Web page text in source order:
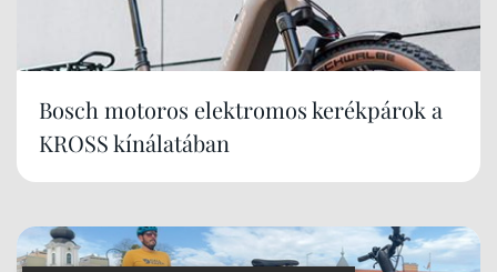
Bosch motoros elektromos kerékpárok a
KROSS kínálatában